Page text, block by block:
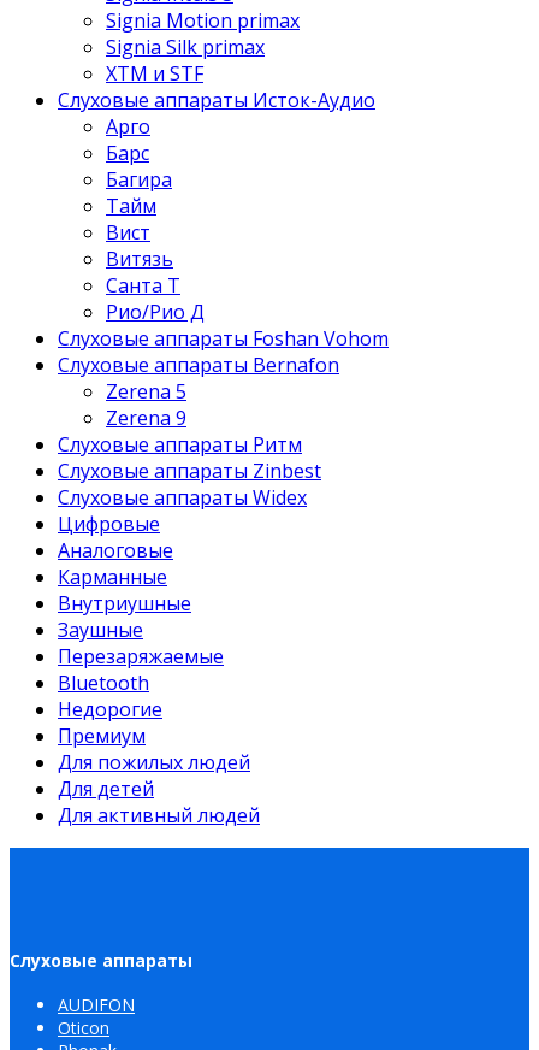
Signia Motion primax
Signia Silk primax
XTM и STF
Слуховые аппараты Исток-Аудио
Арго
Барс
Багира
Тайм
Вист
Витязь
Санта Т
Рио/Рио Д
Слуховые аппараты Foshan Vohom
Слуховые аппараты Bernafon
Zerena 5
Zerena 9
Слуховые аппараты Ритм
Слуховые аппараты Zinbest
Слуховые аппараты Widex
Цифровые
Аналоговые
Карманные
Внутриушные
Заушные
Перезаряжаемые
Bluetooth
Недорогие
Премиум
Для пожилых людей
Для детей
Для активный людей
Слуховые аппараты
AUDIFON
Oticon